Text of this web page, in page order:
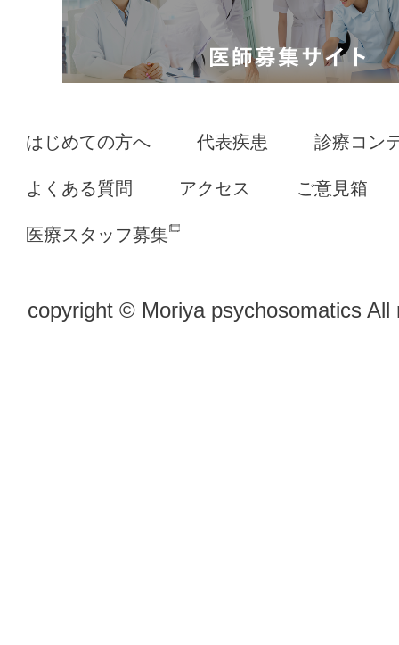
はじめての方へ 代表疾患 診療コン
よくある質問 アクセス ご意見箱
医療スタッフ募集
copyright © Moriya psychosomatics All